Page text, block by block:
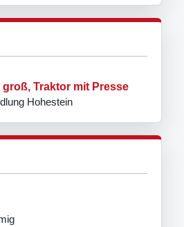
Traktor mit Presse
Hohestein